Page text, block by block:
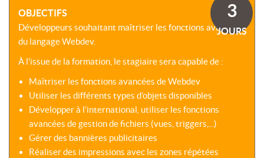
DÉVELOPPEMENT
CERTIFICATIONS
CPF
ACCORD
ENTREPRISES
VIRTUELLES
COACHING
LEARNING
BLENDED
MULTI-
MODALES
MALLETTE
NOUS
PRÉSENTATION
NOTRE
DÉMARCHE
NOS
ÉQUIPES
ACTIONS
COLLECTIVES
OBJECTIFS
Développeurs souhaitant maîtriser les fonctions avancées
du langage Webdev.
À l'issue de la formation, le stagiaire sera capable de :
Maîtriser les fonctions avancées de Webdev
Utiliser les différents types d’objets disponibles
Développer à l’international, utiliser les fonctions
avancées de gestion de fichiers (vues, triggers,...)
Gérer des bannières publicitaires
Réaliser des impressions avec les zones répétées
3
JOURS